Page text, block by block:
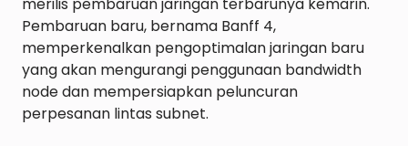
Pembaruan baru, bernama Banff 4,
memperkenalkan pengoptimalan jaringan baru
yang akan mengurangi penggunaan bandwidth
node dan mempersiapkan peluncuran
perpesanan lintas subnet.